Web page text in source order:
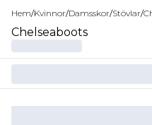
Hem/Kvinnor/Damsskor/Stövlar/
Chelseaboots